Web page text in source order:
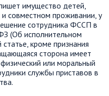
имущество детей,
совместном проживании, у
сотрудника ФССП в
(Об исполнительном
кроме признания
сторона имеет
или моральный
службы приставов в